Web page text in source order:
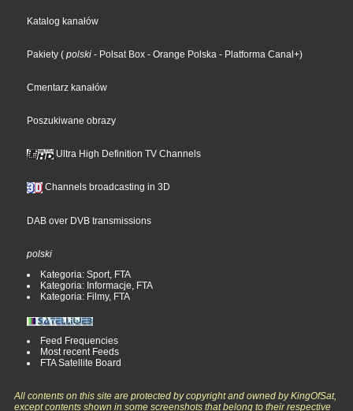
Katalog kanałów
Pakiety ( polski - Polsat Box - Orange Polska - Platforma Canal+)
Cmentarz kanałów
Poszukiwane obrazy
Ultra High Definition TV Channels
Channels broadcasting in 3D
DAB over DVB transmissions
polski
Kategoria: Sport, FTA
Kategoria: Informacje, FTA
Kategoria: Filmy, FTA
Feed Frequencies
Most recent Feeds
FTA Satellite Board
All contents on this site are protected by copyright and owned by KingOfSat,
except contents shown in some screenshots that belong to their respective